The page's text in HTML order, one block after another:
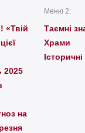
«Твій
2025
на
Меню 2:
Таємні
Храми